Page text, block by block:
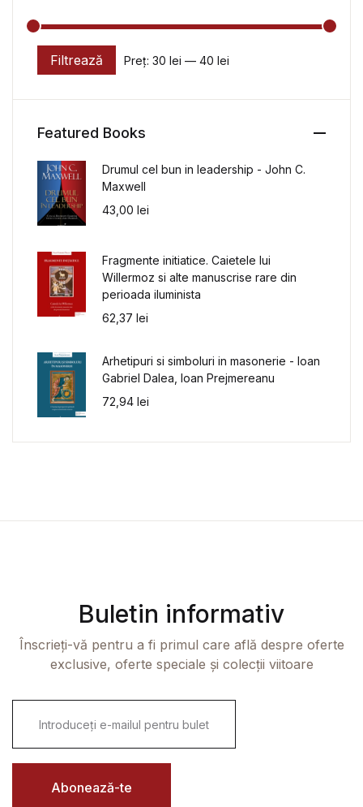
Preț minim
Preț maxim
Filtrează Preț: 30 lei — 40 lei
Featured Books
Drumul cel bun in leadership - John C.
Maxwell
43,00 lei
Fragmente initiatice. Caietele lui
Willermoz si alte manuscrise rare din
perioada iluminista
62,37 lei
Arhetipuri si simboluri in masonerie - Ioan
Gabriel Dalea, Ioan Prejmereanu
72,94 lei
Buletin informativ
Înscrieți-vă pentru a fi primul care află despre oferte
exclusive, oferte speciale și colecții viitoare
i
l
Abonează-te